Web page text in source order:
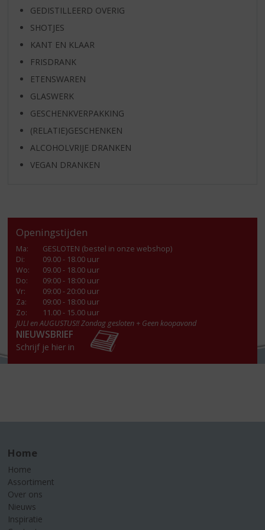
GEDISTILLEERD OVERIG
SHOTJES
KANT EN KLAAR
FRISDRANK
ETENSWAREN
GLASWERK
GESCHENKVERPAKKING
(RELATIE)GESCHENKEN
ALCOHOLVRIJE DRANKEN
VEGAN DRANKEN
Openingstijden
Ma:
GESLOTEN (bestel in onze webshop)
Di:
09.00 - 18.00 uur
Wo:
09.00 - 18.00 uur
Do:
09:00 - 18:00 uur
Vr:
09:00 - 20:00 uur
Za:
09:00 - 18:00 uur
Zo:
11.00 - 15.00 uur
JULI en AUGUSTUS!! Zondag gesloten + Geen koopavond
NIEUWSBRIEF
Schrijf je hier in
Home
Home
Assortiment
Over ons
Nieuws
Inspiratie